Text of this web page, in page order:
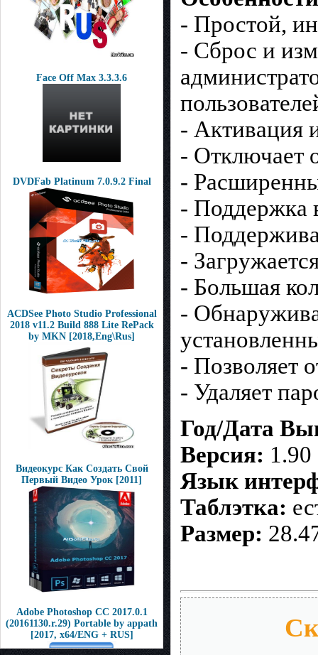
Face Off Max 3.3.3.6
DVDFab Platinum 7.0.9.2 Final
ACDSee Photo Studio Professional
2018 v11.2 Build 888 Lite RePack
by MKN [2018,Eng\Rus]
Видеокурс Как Создать Свой
Первый Видео Урок [2011]
Adobe Photoshop CC 2017.0.1
(20161130.r.29) Portable by appath
[2017, x64/ENG + RUS]
- Простой,
- Сброс и
- Активация
- Отключает
-
- Поддержка
-
-
- Большая
-
- Позволяет
- Удаляет
Год/Дата
Версия: 1.90
Язык
Таблэтка:
Размер: